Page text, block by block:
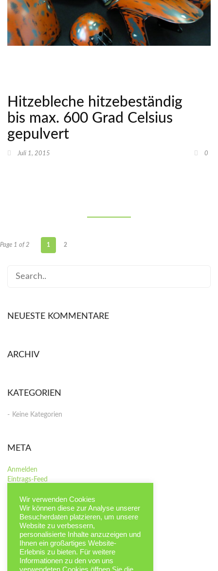
Hitzebleche hitzebeständig
bis max. 600 Grad Celsius
gepulvert
Juli 1, 2015 0
Page 1 of 2 1 2
NEUESTE KOMMENTARE
ARCHIV
KATEGORIEN
Keine Kategorien
META
Anmelden
Eintrags-Feed
WordPress.org
Wir verwenden Cookies
Wir können diese zur Analyse unserer
Besucherdaten platzieren, um unsere
Website zu verbessern,
personalisierte Inhalte anzuzeigen und
Ihnen ein großartiges Website-
Erlebnis zu bieten. Für weitere
Informationen zu den von uns